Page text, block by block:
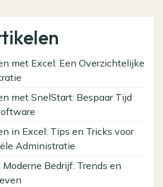
met Excel: Een Overzichtelijke
met SnelStart: Bespaar Tijd
in Excel: Tips en Tricks voor
Administratie
Bedrijf: Trends en